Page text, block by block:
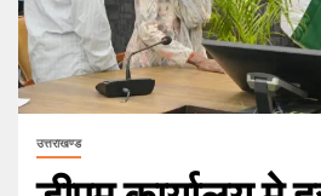
उत्तराखण्ड